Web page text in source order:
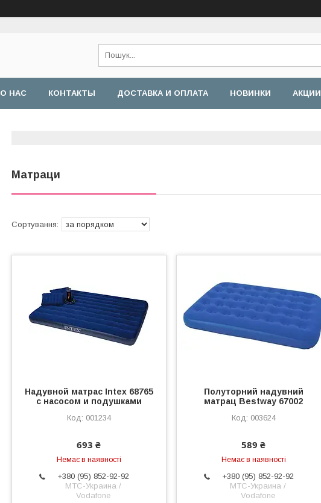
О НАС КОНТАКТЫ ДОСТАВКА И ОПЛАТА НОВИНКИ АКЦИИ
Матраци
Надувной матрас Intex 68765
с насосом и подушками
001234
693 ₴
Немає в наявності
+380 (95) 852-92-92
МТС-Украина /
Vodafone
Полуторний надувний
матрац Bestway 67002
003624
589 ₴
Немає в наявності
+380 (95) 852-92-92
МТС-Украина /
Vodafone